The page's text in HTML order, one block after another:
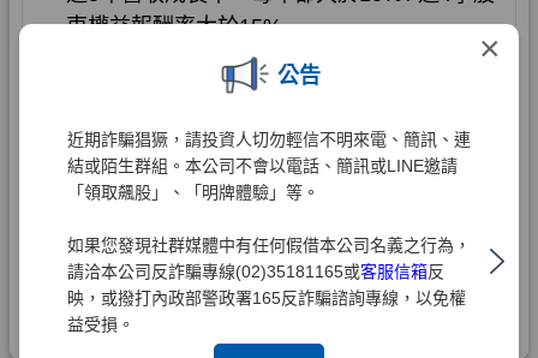
×
公告
近期詐騙猖獗，請投資人切勿輕信不明來電、簡訊、連
結或陌生群組。本公司不會以電話、簡訊或LINE邀請
「領取飆股」、「明牌體驗」等。
如果您發現社群媒體中有任何假借本公司名義之行為，
請洽本公司反詐騙專線(02)35181165或客服信箱反
映，或撥打內政部警政署165反詐騙諮詢專線，以免權
益受損。